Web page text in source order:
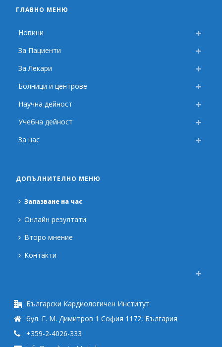
ГЛАВНО МЕНЮ
Новини
За Пациенти
За Лекари
Болници и центрове
Научна дейност
Учебна дейност
За нас
ДОПЪЛНИТЕЛНО МЕНЮ
Запазване на час
Онлайн резултати
Второ мнение
Контакти
Български Кардиологичен Институт
бул. Г. М. Димитров 1 София 1172, България
+359-2-4026-333